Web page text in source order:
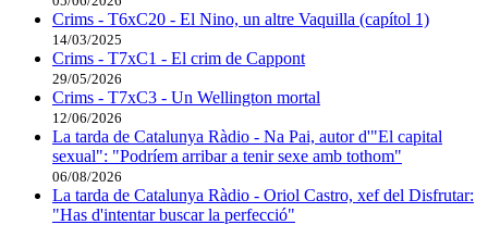
Crims - T6xC20 - El Nino, un altre Vaquilla (capítol 1)
14/03/2025
Crims - T7xC1 - El crim de Cappont
29/05/2026
Crims - T7xC3 - Un Wellington mortal
12/06/2026
La tarda de Catalunya Ràdio - Na Pai, autor d'"El capital
sexual": "Podríem arribar a tenir sexe amb tothom"
06/08/2026
La tarda de Catalunya Ràdio - Oriol Castro, xef del Disfrutar:
"Has d'intentar buscar la perfecció"